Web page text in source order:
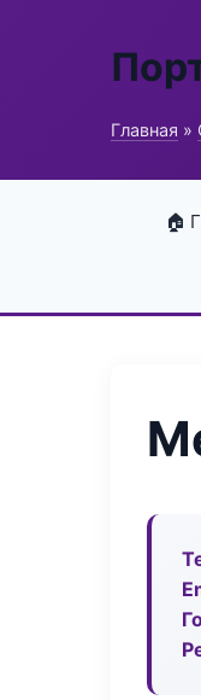
Главная »
🏠